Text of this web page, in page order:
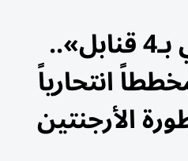
«سأفجر ميسي بـ4 قنابل»..
انتحارياً
الأرجنتين